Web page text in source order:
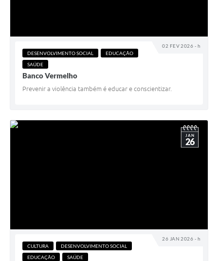
02 FEV 2026 - h
DESENVOLVIMENTO SOCIAL
EDUCAÇÃO
SAÚDE
Banco Vermelho
Prevenir a violência também é educar e conscientizar.
26 JAN 2026 - h
JAN
26
CULTURA
DESENVOLVIMENTO SOCIAL
EDUCAÇÃO
SAÚDE